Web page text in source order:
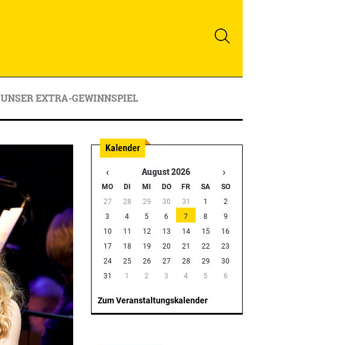
UNSER EXTRA-GEWINNSPIEL
‹ August 2026 ›
MO DI MI DO FR SA
SO
27
28 29 30 31 1
2
3
4 5 6 7 8
9
10
11 12 13 14 15
16
17
18 19 20 21 22
23
24
25 26 27 28 29
30
31
1 2 3 4 5 6
Zum Veranstaltungskalender